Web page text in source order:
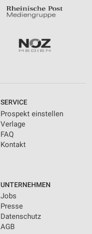
SERVICE
Prospekt einstellen
Verlage
FAQ
Kontakt
UNTERNEHMEN
Jobs
Presse
Datenschutz
AGB